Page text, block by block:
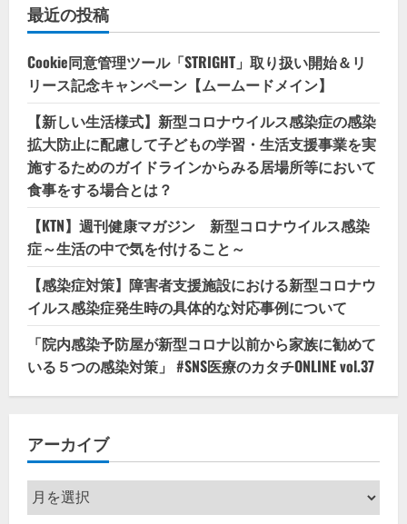
最近の投稿
Cookie同意管理ツール「STRIGHT」取り扱い開始＆リ
リース記念キャンペーン【ムームードメイン】
【新しい生活様式】新型コロナウイルス感染症の感染
拡大防止に配慮して子どもの学習・生活支援事業を実
施するためのガイドラインからみる居場所等において
食事をする場合とは？
【KTN】週刊健康マガジン 新型コロナウイルス感染
症～生活の中で気を付けること～
【感染症対策】障害者支援施設における新型コロナウ
イルス感染症発生時の具体的な対応事例について
「院内感染予防屋が新型コロナ以前から家族に勧めて
いる５つの感染対策」 #SNS医療のカタチONLINE vol.37
アーカイブ
ア
ー